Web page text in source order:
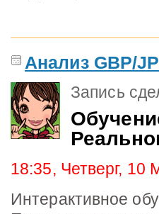
Анализ GBP/
Запись
18:35, Четверг, 10
Интерактивное